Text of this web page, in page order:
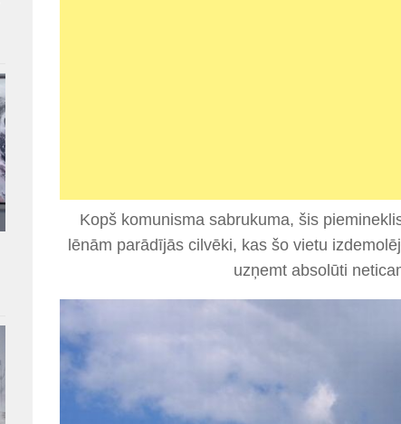
Kopš komunisma sabrukuma, šis
lēnām parādījās cilvēki, kas šo vietu
uzņemt absolūti